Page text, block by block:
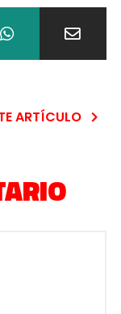
ARTÍCULO